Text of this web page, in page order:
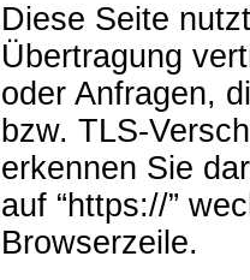
Diese Seite
Übertragung
oder Anfragen,
bzw. TLS-
erkennen Sie
auf “https://”
Browserzeile.